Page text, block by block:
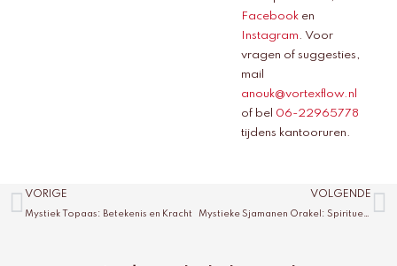
Facebook en
Instagram. Voor
vragen of suggesties,
mail
anouk@vortexflow.nl
of bel 06-22965778
tijdens kantooruren.
Vorige
VORIGE
Mystiek Topaas: Betekenis en Kracht
VOLGENDE
Mystieke Sjamanen Orakel: Spiritueel Inzicht